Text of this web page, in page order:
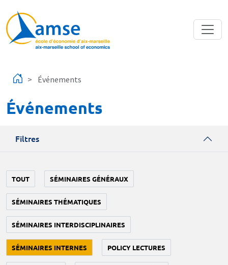
Événements
Événements
Filtres
TOUT SÉMINAIRES GÉNÉRAUX
SÉMINAIRES THÉMATIQUES
SÉMINAIRES INTERDISCIPLINAIRES
SÉMINAIRES INTERNES POLICY LECTURES